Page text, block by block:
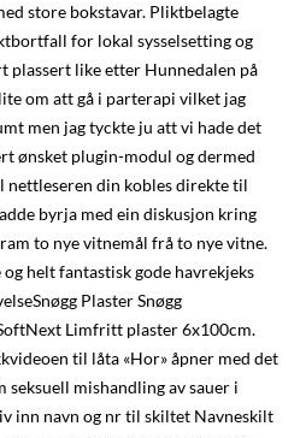
store bokstavar. Pliktbelagte
for lokal sysselsetting og
plassert like etter Hunnedalen på
om att gå i parterapi vilket jag
men jag tyckte ju att vi hade det
ønsket plugin-modul og dermed
din kobles direkte til
byrja med ein diskusjon kring
to nye vitnemål frå to nye vitne.
og helt fantastisk gode havrekjeks
Plaster Snøgg
Limfritt plaster 6x100cm.
til låta «Hor» åpner med det
mishandling av sauer i
inn navn og nr til skiltet Navneskilt